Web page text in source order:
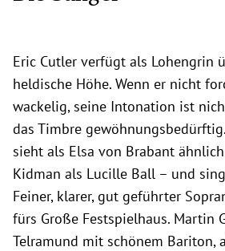
Eric Cutler verfügt als Lohengrin
heldische Höhe. Wenn er nicht
wackelig, seine Intonation ist
das Timbre
sieht als Elsa von Brabant
Kidman als Lucille Ball – und
Feiner, klarer, gut geführter
fürs Große Festspielhaus. Martin
Telramund mit schönem Bariton,